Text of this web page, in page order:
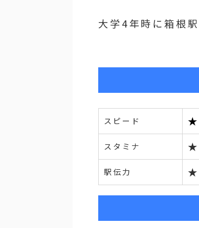
大学4年時に箱根
スピード
スタミナ
駅伝力